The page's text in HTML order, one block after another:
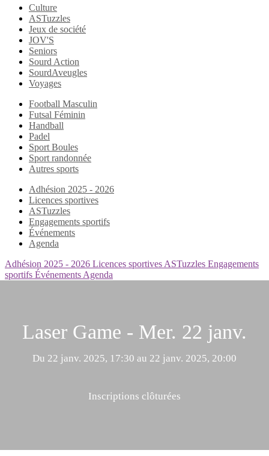
Culture
ASTuzzles
Jeux de société
JOV'S
Seniors
Sourd Action
SourdAveugles
Voyages
Football Masculin
Futsal Féminin
Handball
Padel
Sport Boules
Sport randonnée
Autres sports
Adhésion 2025 - 2026
Licences sportives
ASTuzzles
Engagements sportifs
Événements
Agenda
Adhésion 2025 - 2026 Licences sportives ASTuzzles Engagements
sportifs Événements Agenda
Laser Game - Mer. 22 janv.
Du 22 janv. 2025, 17:30 au 22 janv. 2025, 20:00
Inscriptions clôturées